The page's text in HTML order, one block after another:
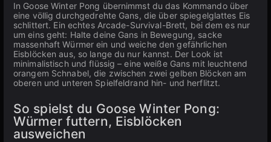
In Goose Winter Pong übernimmst du das Kommando über
eine völlig durchgedrehte Gans, die über spiegelglattes Eis
schlittert. Ein echtes Arcade-Survival-Brett, bei dem es nur
um eins geht: Halte deine Gans in Bewegung, sacke
massenhaft Würmer ein und weiche den gefährlichen
Eisblöcken aus, so lange du nur kannst. Der Look ist
minimalistisch und flüssig – eine weiße Gans mit leuchtend
orangem Schnabel, die zwischen zwei gelben Blöcken am
oberen und unteren Spielfeldrand hin- und herflitzt.
So spielst du Goose Winter Pong:
Würmer futtern, Eisblöcken
ausweichen